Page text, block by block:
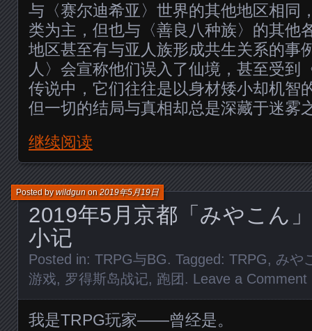
与〈赛尔迪希亚〉世界的其他地区相同
类为主，但也与〈善良八种族〉的其他
地区甚至有与亚人族形成共生关系的事
人〉会宣称他们误入了仙境，甚至受到
传说中，它们往往是以身材矮小却机智
但一切的结局与真相却总是深藏于迷雾
继续阅读
2019年5月京都「みやこん
小记
Posted bywildgunon2019年5月19日
Posted in: TRPG与BG. Tagged: TRPG, みや
游戏, 罗得斯岛战记, 跑团. Leave a Comment
我是TRPG玩家——曾经是。